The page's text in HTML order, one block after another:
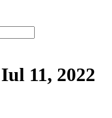
11, 2022